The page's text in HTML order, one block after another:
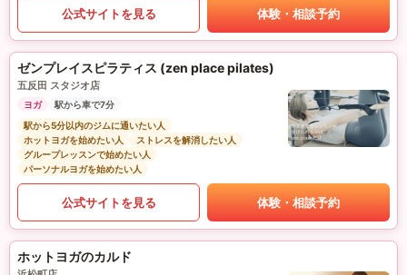
公式サイトを見る 体験・相談予約
ゼンプレイスピラティス (zen place pilates)
五反田 スタジオ店
ヨガ
駅から車で7分
駅から5分以内のジムに通いたい人
ホットヨガを始めたい人
ストレスを解消したい人
グループレッスンで始めたい人
パーソナルヨガを始めたい人
公式サイトを見る 体験・相談予約
ホットヨガのカルド